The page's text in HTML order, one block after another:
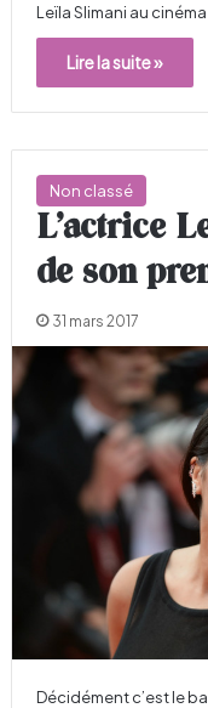
Leïla Slimani au
Lire la suite »
Non classé
L’actrice
de son
31 mars 2017
Décidément c’est le